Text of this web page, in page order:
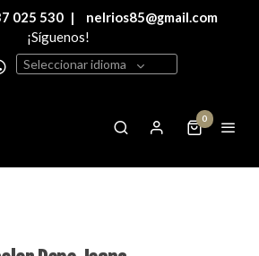
025 530 |
nelrios85@gmail.com
¡Síguenos!
Seleccionar idioma
0